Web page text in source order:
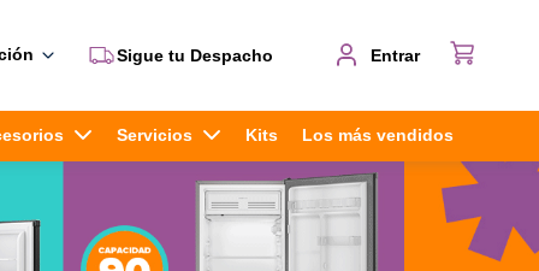
Sigue tu Despacho Entrar
Servicios Kits Los más vendidos